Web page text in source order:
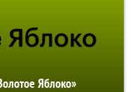
Яблоко»